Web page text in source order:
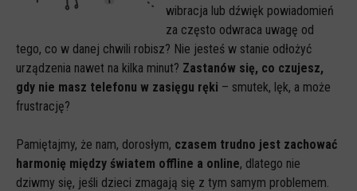
wibracja lub dźwięk powiadomień
za często odwraca uwagę od
tego, co w danej chwili robisz? Nie jesteś w stanie odłożyć
urządzenia nawet na kilka minut? Zastanów się, co czujesz,
gdy nie masz telefonu w zasięgu ręki – smutek, lęk, a może
frustrację?
Pamiętajmy, że nam, dorosłym, czasem trudno jest zachować
harmonię między światem offline a online, dlatego nie
dziwmy się, jeśli dzieci zmagają się z tym samym problemem.